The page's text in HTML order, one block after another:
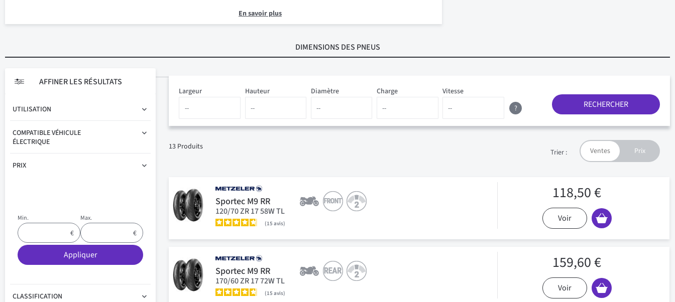
En savoir plus
DIMENSIONS DES PNEUS
Diamètre
Hauteur Charge Vitesse
Largeur
?
RECHERCHER
13 Produits
Trier :
Sportec M9 RR
120/70 ZR 17 58W TL
15avis
118,50 €
Voir
Sportec M9 RR
170/60 ZR 17 72W TL
15avis
159,60 €
Voir
AFFINER LES RÉSULTATS
UTILISATION
COMPATIBLE VÉHICULE
ÉLECTRIQUE
PRIX
Min. Max.
Appliquer
CLASSIFICATION